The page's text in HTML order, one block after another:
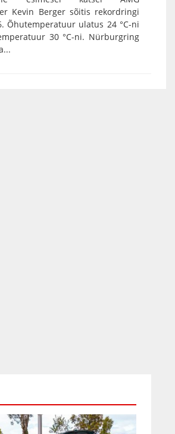
Kevin Berger sõitis rekordringi
Õhutemperatuur ulatus 24 °C-ni
30 °C-ni. Nürburgring